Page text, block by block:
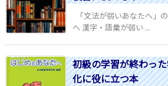
「文法が弱いあなたへ」
へ 漢字・語彙が弱い ...
初級の学習が終わっ
化に役に立つ本